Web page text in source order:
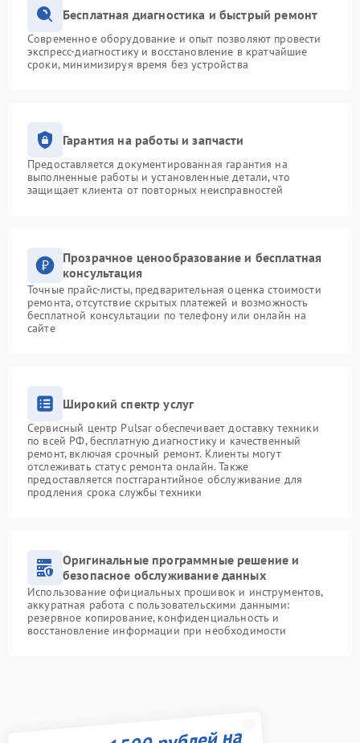
Бесплатная диагностика и быстрый ремонт
Современное оборудование и опыт позволяют провести
экспресс-диагностику и восстановление в кратчайшие
сроки, минимизируя время без устройства
Гарантия на работы и запчасти
Предоставляется документированная гарантия на
выполненные работы и установленные детали, что
защищает клиента от повторных неисправностей
Прозрачное ценообразование и бесплатная
консультация
Точные прайс-листы, предварительная оценка стоимости
ремонта, отсутствие скрытых платежей и возможность
бесплатной консультации по телефону или онлайн на
сайте
Широкий спектр услуг
Сервисный центр Pulsar обеспечивает доставку техники
по всей РФ, бесплатную диагностику и качественный
ремонт, включая срочный ремонт. Клиенты могут
отслеживать статус ремонта онлайн. Также
предоставляется постгарантийное обслуживание для
продления срока службы техники
Оригинальные программные решение и
безопасное обслуживание данных
Использование официальных прошивок и инструментов,
аккуратная работа с пользовательскими данными:
резервное копирование, конфиденциальность и
восстановление информации при необходимости